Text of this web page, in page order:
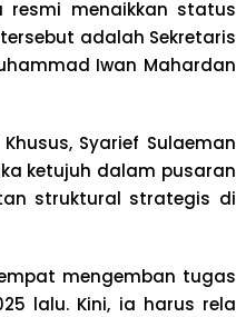
resmi menaikkan status
adalah Sekretaris
Iwan Mahardan
Syarief Sulaeman
ketujuh dalam pusaran
struktural strategis di
mengemban tugas
lalu. Kini, ia harus rela